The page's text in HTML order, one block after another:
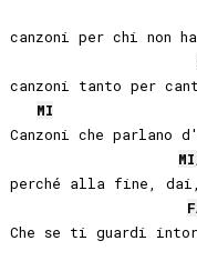
canzoni per chi non
canzoni tanto per
MI
Canzoni che parlano
MI
perché alla fine,
Che se ti guardi